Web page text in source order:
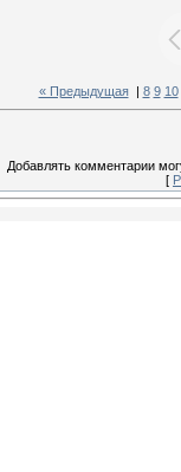
« Предыдущая| 8 9 10
Добавлять комментарии
[